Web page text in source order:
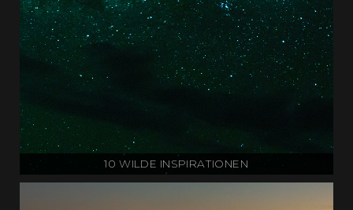
10 WILDE INSPIRATIONEN